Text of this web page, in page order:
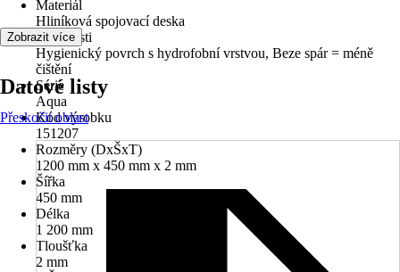
Materiál
Hliníková spojovací deska
Vlastnosti
Hygienický povrch s hydrofobní vrstvou, Beze spár = méně
čištění
Série
Aqua
Kód výrobku
151207
Rozměry (DxŠxT)
1200 mm x 450 mm x 2 mm
Šířka
450 mm
Délka
1 200 mm
Tloušťka
2 mm
Zobrazit více
Datové listy
Přeskočit oblast